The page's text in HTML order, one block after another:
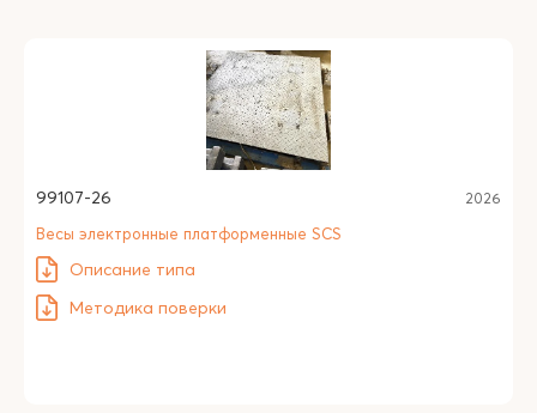
99107-26 2026
Весы электронные платформенные SCS
Описание типа
Методика поверки